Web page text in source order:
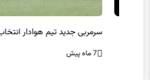
سرمربی جدید تیم هوادار انتخاب شد